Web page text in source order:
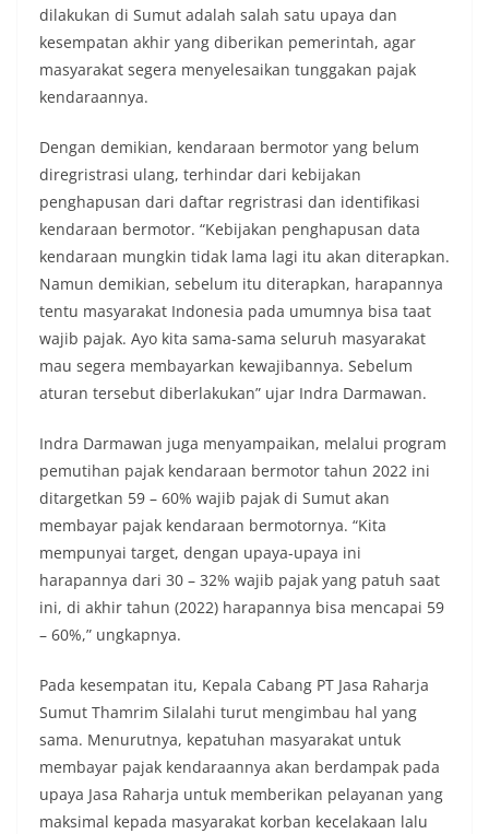
dilakukan di Sumut adalah salah satu upaya dan
kesempatan akhir yang diberikan pemerintah, agar
masyarakat segera menyelesaikan tunggakan pajak
kendaraannya.
Dengan demikian, kendaraan bermotor yang belum
diregristrasi ulang, terhindar dari kebijakan
penghapusan dari daftar regristrasi dan identifikasi
kendaraan bermotor. “Kebijakan penghapusan data
kendaraan mungkin tidak lama lagi itu akan diterapkan.
Namun demikian, sebelum itu diterapkan, harapannya
tentu masyarakat Indonesia pada umumnya bisa taat
wajib pajak. Ayo kita sama-sama seluruh masyarakat
mau segera membayarkan kewajibannya. Sebelum
aturan tersebut diberlakukan” ujar Indra Darmawan.
Indra Darmawan juga menyampaikan, melalui program
pemutihan pajak kendaraan bermotor tahun 2022 ini
ditargetkan 59 – 60% wajib pajak di Sumut akan
membayar pajak kendaraan bermotornya. “Kita
mempunyai target, dengan upaya-upaya ini
harapannya dari 30 – 32% wajib pajak yang patuh saat
ini, di akhir tahun (2022) harapannya bisa mencapai 59
– 60%,” ungkapnya.
Pada kesempatan itu, Kepala Cabang PT Jasa Raharja
Sumut Thamrim Silalahi turut mengimbau hal yang
sama. Menurutnya, kepatuhan masyarakat untuk
membayar pajak kendaraannya akan berdampak pada
upaya Jasa Raharja untuk memberikan pelayanan yang
maksimal kepada masyarakat korban kecelakaan lalu